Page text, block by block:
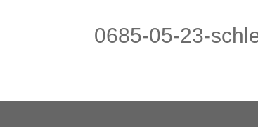
0685-05-23-